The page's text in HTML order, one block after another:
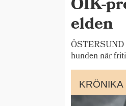
ÖIK-
elden
ÖSTERSUND
hunden när
KRÖNIKA